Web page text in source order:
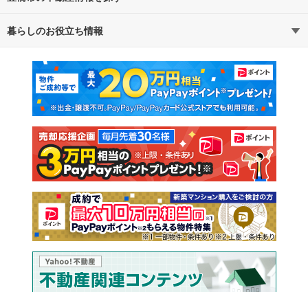
通勤・通学時間から探す
不動産・住宅
新築マンション 中古マンション
新築一戸建て 中古一戸建て
注文住宅 土地
売却査定
暮らしのお役立ち情報
マンションカタログ 教えて！住まいの先生